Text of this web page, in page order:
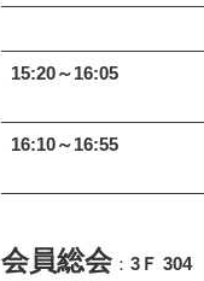
15:20～16:05
16:10～16:55
会員総会：3Ｆ 304